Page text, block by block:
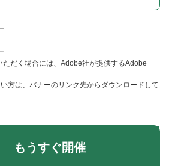
ただく場合には、Adobe社が提供するAdobe
方は、バナーのリンク先からダウンロードして
もうすぐ開催